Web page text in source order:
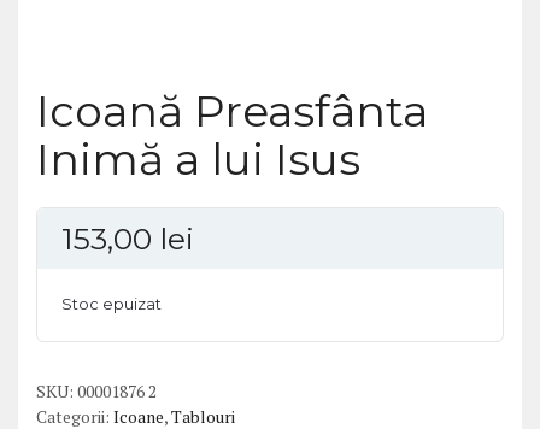
Icoană Preasfânta
Inimă a lui Isus
153,00 lei
Stoc epuizat
SKU: 00001876 2
Categorii: Icoane,Tablouri